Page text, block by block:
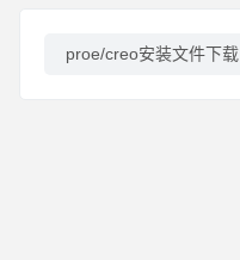
proe/creo安装文件下载